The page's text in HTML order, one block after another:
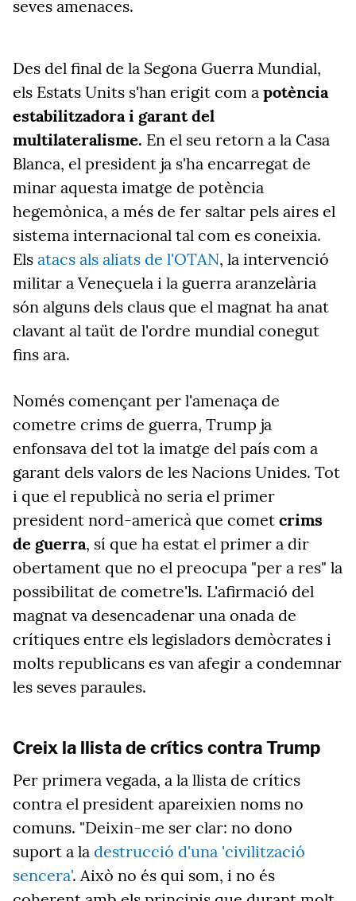
seves amenaces.
Des del final de la Segona Guerra Mundial,
els Estats Units s'han erigit com a potència
estabilitzadora i garant del
multilateralisme. En el seu retorn a la Casa
Blanca, el president ja s'ha encarregat de
minar aquesta imatge de potència
hegemònica, a més de fer saltar pels aires el
sistema internacional tal com es coneixia.
Els atacs als aliats de l'OTAN, la intervenció
militar a Veneçuela i la guerra aranzelària
són alguns dels claus que el magnat ha anat
clavant al taüt de l'ordre mundial conegut
fins ara.
Només començant per l'amenaça de
cometre crims de guerra, Trump ja
enfonsava del tot la imatge del país com a
garant dels valors de les Nacions Unides. Tot
i que el republicà no seria el primer
president nord-americà que comet crims
de guerra, sí que ha estat el primer a dir
obertament que no el preocupa "per a res" la
possibilitat de cometre'ls. L'afirmació del
magnat va desencadenar una onada de
crítiques entre els legisladors demòcrates i
molts republicans es van afegir a condemnar
les seves paraules.
Creix la llista de crítics contra Trump
Per primera vegada, a la llista de crítics
contra el president apareixien noms no
comuns. "Deixin-me ser clar: no dono
suport a la destrucció d'una 'civilització
sencera'. Això no és qui som, i no és